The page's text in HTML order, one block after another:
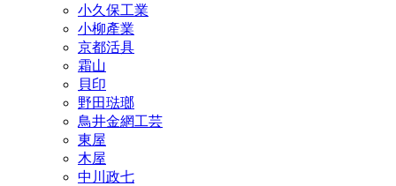
小久保工業
小柳產業
京都活具
霜山
貝印
野田琺瑯
鳥井金網工芸
東屋
木屋
中川政七